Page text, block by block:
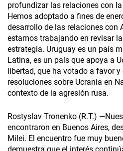
profundizar las relaciones con
Hemos adoptado a fines de
desarrollo de las relaciones con
estamos trabajando en revisar
estrategia. Uruguay es un país
Latina, es un país que apoya a
libertad, que ha votado a favor
resoluciones sobre Ucrania en
contexto de la agresión rusa.
Rostyslav Tronenko (R.T.)
encontraron en Buenos Aires,
Milei. El encuentro fue muy